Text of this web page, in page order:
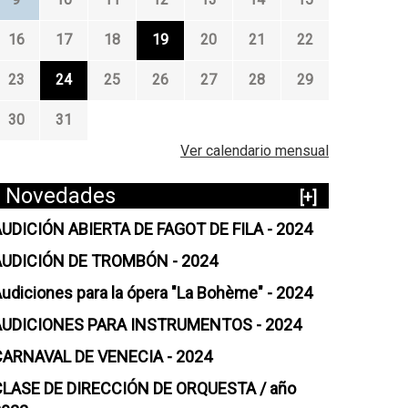
16 17 18 19 20 21 22
23 24 25 26 27 28 29
30
31
Ver calendario mensual
Novedades
[+]
ABIERTA DE FAGOT DE FILA - 2024
DE TROMBÓN - 2024
para la ópera "La Bohème" - 2024
PARA INSTRUMENTOS - 2024
DE VENECIA - 2024
DE DIRECCIÓN DE ORQUESTA / año